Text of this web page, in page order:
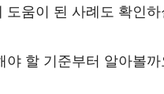
움이 된 사례도 확인
야 할 기준부터 알아볼까